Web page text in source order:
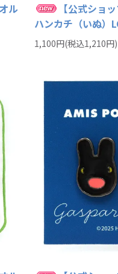
ル
【公式ショ
ハンカチ（いぬ）
1,100円(税込1,210円)